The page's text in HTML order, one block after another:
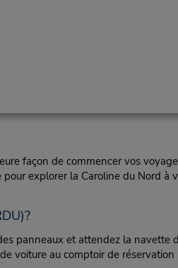
façon de commencer vos
explorer la Caroline du Nord à
panneaux et attendez la navette
voiture au comptoir de